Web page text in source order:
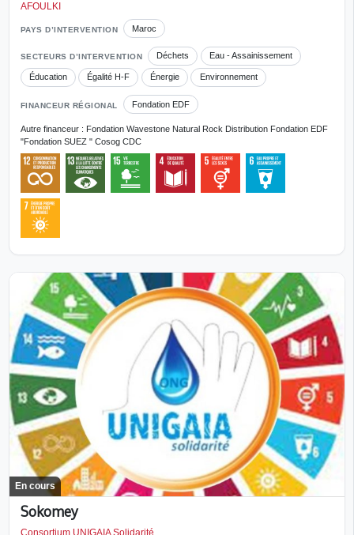
AFOULKI
PAYS D’INTERVENTION Maroc
SECTEURS D’INTERVENTION Déchets Eau - Assainissement
Éducation Égalité H-F Énergie Environnement
FINANCEUR RÉGIONAL Fondation EDF
Autre financeur : Fondation Wavestone Natural Rock Distribution Fondation EDF
"Fondation SUEZ " Cosog CDC
En cours
Sokomey
Consortium UNIGAIA Solidarité